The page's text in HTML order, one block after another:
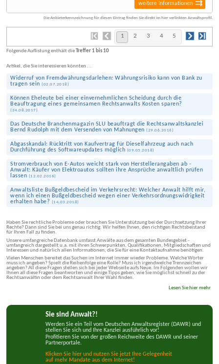
weitere Informationen
Die Anbieterkennzeichnung für diesen Eintrag finden Sie direkt im hier verlinkten Anwaltsprofil.
1 2 3 4 5
Folgende Auflistung enthält die Treffer 1 bis 10
Artikel, die Sie interessieren könnten ...
Widerruf von Fremd­währungs­darlehen: Währungs­risiko kann von Bank zu
tragen sein( 02.07.2018 )
Können Eheleute bei einer ein­vernehmlichen Scheidung durch die
Beauftragung eines gemeinsamen Rechts­anwalts Kosten sparen?
( 24.08.2017)
Das Deutsche Branchenmagazin SLU beauftragt die Rechtsanwaltskanzlei
Bernd Rudolph mit dem Versenden von Mahnungen( 29.06.2016)
Abgas­skandal: Rücktritt von Kaufvertrag für Dieselfahrzeug auch nach
Durchführung des Software­updates möglich (09.05.2018)
Strom­verbrauch von E-Autos weicht stark von Hersteller­angaben ab -
Anwalt: Käufer von Elektro­autos sollten ihre Ansprüche anwaltlich prüfen
lassen ( 12.02.2016)
Anwaltsliste Bußgeldbescheid im Verkehrsrecht: Welcher Anwalt hilft mir,
wenn ich einen Bußgeldbescheid wegen einer Verkehrsordnungswidrigkeit
erhalten habe? ( 14.03.2018)
Haben Sie rechtliche Probleme oder brauchen Sie Unterstützung bei der Durchsetzung Ihrer
Rechte? Dann sind Sie bei uns genau richtig. Wir helfen Ihnen, den richtigen Rechtsbeistand
für Ihren Fall zu finden.
Unsere umfangreiche Datenbank umfasst Anwälte aus dem gesamten Bundesgebiet -
umfangreich dargestellt u.a. mit ihren Schwerpunkten, Qualifikationen, Mitgliedschaften und
Interessen und natürlich allen Informationen, die Sie für eine Kontaktaufnahme benötigen.
Vielen Menschen bereitet das Suchen im Internet immer wieder Probleme. Welche Wörter
muss ich angeben? Spielt die Reihenfolge eine Rolle? Muss ich irgendwelche Trennzeichen
angeben? All diese Fragen stellen sich bei jeder Webseite aufs Neue. Im Folgenden wollen wir
Ihnen all diese Fragen beantworten und einige Tipps geben, wie Sie möglichst schnell zu der
Rechtsanwältin oder dem Rechtsanwalt Ihrer Wahl finden.
Lesen Sie hier mehr
Sie sind Anwalt?!
Werden Sie ein Teil vom Deutschen Anwaltsregister (DAWR) und
stellen Sie sich und Ihre Kanzlei ausführlich vor!
Profitieren Sie von der großen Reichweite des DAWR und seiner
Partnerportale.
Klicken Sie hier und nutzen Sie jetzt Ihre Gelegenheit
auf mehr Mandate aus dem Internet!